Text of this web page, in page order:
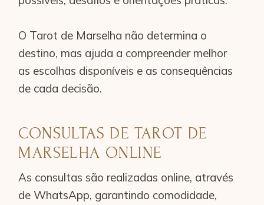
O Tarot de Marselha não determina o
destino, mas ajuda a compreender melhor
as escolhas disponíveis e as consequências
de cada decisão.
CONSULTAS DE TAROT DE
MARSELHA ONLINE
As consultas são realizadas online, através
de WhatsApp, garantindo comodidade,